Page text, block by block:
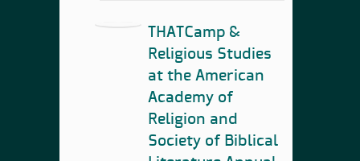
THATCamp &
Religious Studies
at the American
Academy of
Religion and
Society of Biblical